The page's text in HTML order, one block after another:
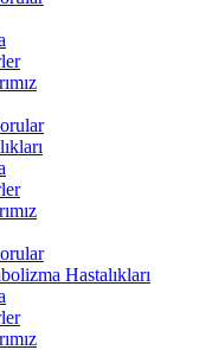
Hastalıkları